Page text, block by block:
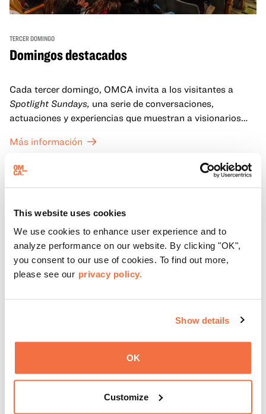
This website uses cookies
We use cookies to enhance user experience and to
analyze performance on our website. By clicking "OK",
you consent to our use of cookies. To find out more,
please see our privacy policy.
Show details
OK
Customize
TERCER DOMINGO
Domingos destacados
Cada tercer domingo, OMCA invita a los visitantes a
Spotlight Sundays, una serie de conversaciones,
actuaciones y experiencias que muestran a visionarios
Más información
PRIMEROS DOMINGOS
Primeros domingos